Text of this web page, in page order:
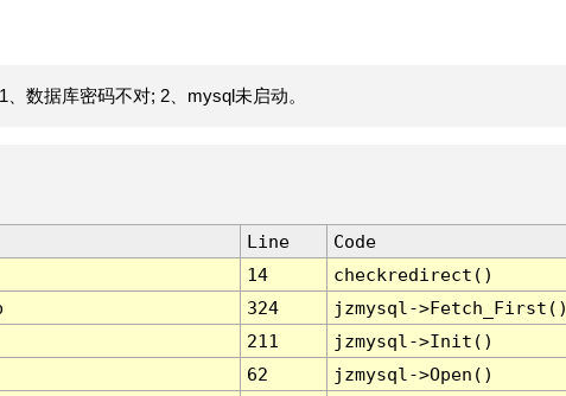
数据库密码不对; 2、mysql未启动。
Line
Code
14
checkredirect()
324
jzmysql-
211
jzmysql->Init()
62
jzmysql->Open()